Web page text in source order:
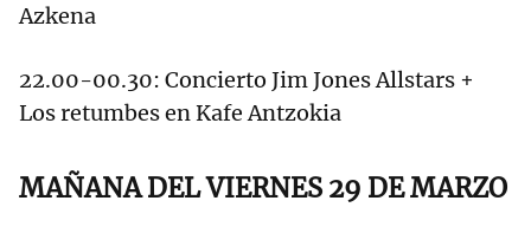
Azkena
22.00-00.30: Concierto Jim Jones Allstars +
Los retumbes en Kafe Antzokia
MAÑANA DEL VIERNES 29 DE MARZO